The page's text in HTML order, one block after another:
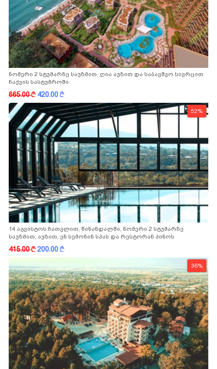
ნომერი 2 სტუმარზე საუზმით, ღია აუზით და საბავშვო სივრცით
ჩაქვის სასტუმროში
665.00k 420.00k
52%
14 აგვისტოს ჩათვლით, წინანდალში, ნომერი 2 სტუმარზე
საუზმით, აუზით, ენ სემონინ სპას და რესტორან პინოს
ფასდაკლებით
415.00k200.00k
36%